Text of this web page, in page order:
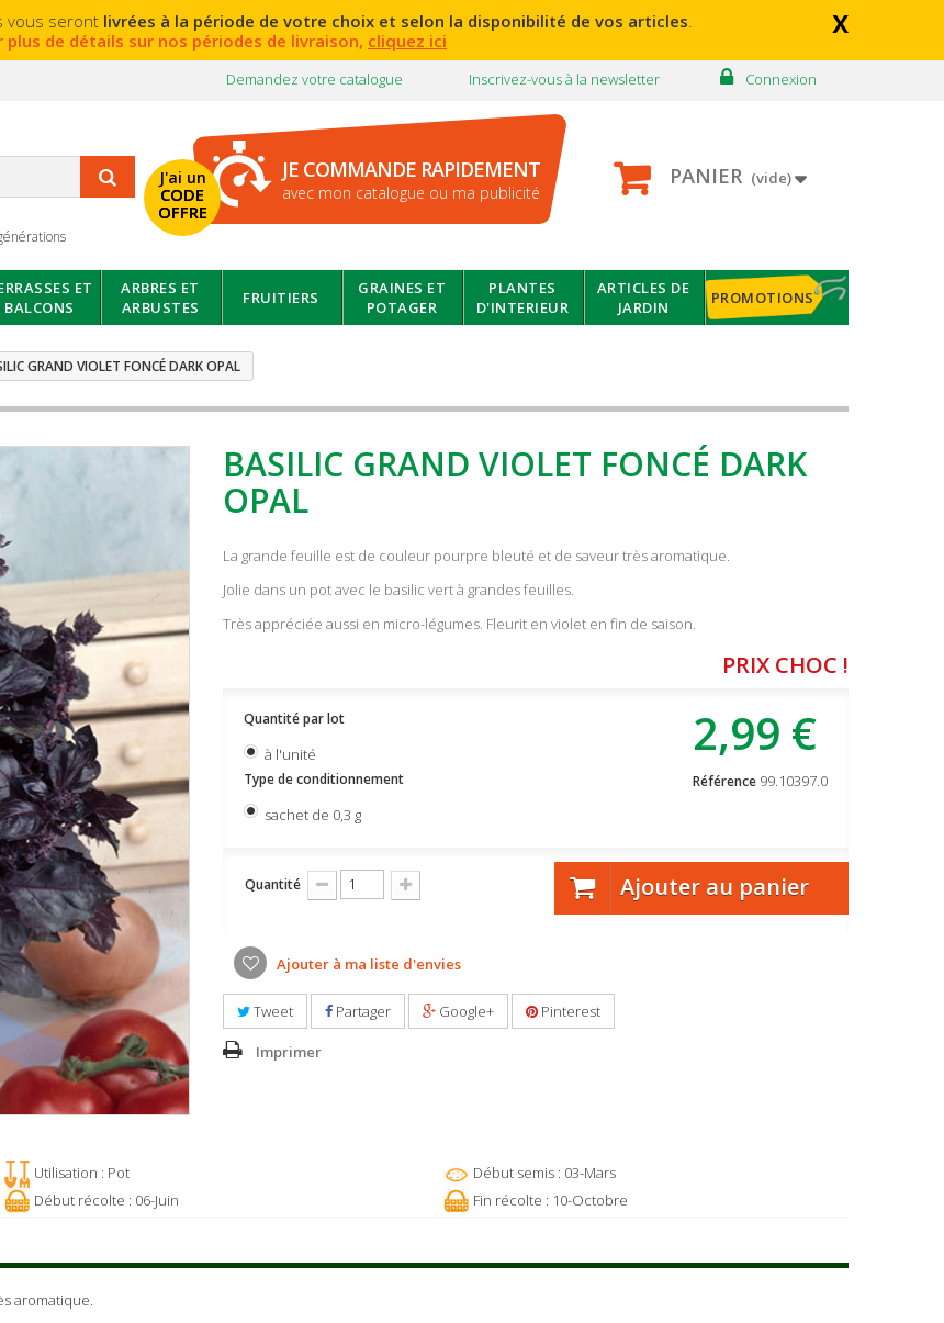
x
vous seront livrées à la période de votre choix et selon la disponibilité de vos articles.
plus de détails sur nos périodes de livraison, cliquez ici
Connexion
Inscrivez-vous à la newsletter
Demandez votre catalogue
J'ai un
CODE
OFFRE
JE COMMANDE RAPIDEMENT
avec mon catalogue ou ma publicité
PANIER (vide)
ET
BALCONS
ARBRES ET
ARBUSTES
FRUITIERS
GRAINES ET
POTAGER
PLANTES
D'INTERIEUR
ARTICLES DE
JARDIN
PROMOTIONS
GRAND VIOLET FONCÉ DARK OPAL
BASILIC GRAND VIOLET FONCÉ DARK
OPAL
La grande feuille est de couleur pourpre bleuté et de saveur très aromatique.
Jolie dans un pot avec le basilic vert à grandes feuilles.
Très appréciée aussi en micro-légumes. Fleurit en violet en fin de saison.
PRIX CHOC !
2,99 €
Référence 99.10397.0
Quantité par lot
à l'unité
Type de conditionnement
sachet de 0,3 g
Quantité Ajouter au panier
Ajouter à ma liste d'envies
Tweet Partager Google+ Pinterest
Imprimer
Utilisation : Pot
Début semis : 03-Mars
Début récolte : 06-Juin Fin récolte : 10-Octobre
aromatique.